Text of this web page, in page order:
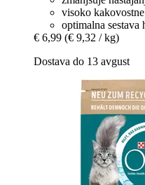
visoko
optimalna sestava
€ 6,99 (€ 9,32 / kg)
Dostava do 13 avgust